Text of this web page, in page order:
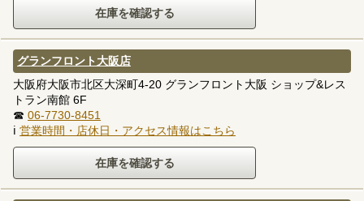
グランフロント大阪店
大阪府大阪市北区大深町4-20 グランフロント大阪 ショップ&レス
トラン南館 6F
☎ 06-7730-8451
ℹ 営業時間・店休日・アクセス情報はこちら